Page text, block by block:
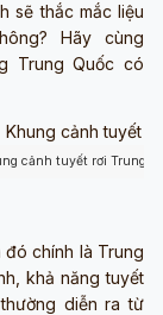
sẽ thắc mắc liệu
Hãy cùng
Trung Quốc có
cảnh tuyết rơi Trung
chính là Trung
khả năng tuyết
diễn ra từ